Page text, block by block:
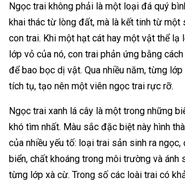
Ngọc trai không phải là một loại đá quý
khai thác từ lòng đất, mà là kết tinh từ một
con trai. Khi một hạt cát hay một vật thể lạ
lớp vỏ của nó, con trai phản ứng bằng
để bao bọc dị vật. Qua nhiều năm, từng
tích tụ, tạo nên một viên ngọc trai rực rỡ.
Ngọc trai xanh lá cây là một trong những
khó tìm nhất. Màu sắc đặc biệt này hình
của nhiều yếu tố: loại trai sản sinh ra ngọc,
biển, chất khoáng trong môi trường và ánh
từng lớp xà cừ. Trong số các loài trai có